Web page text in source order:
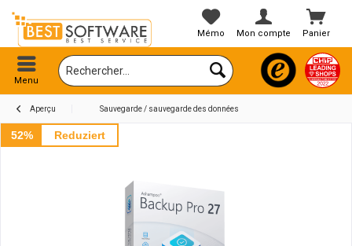
Panier
Mémo Mon compte
Menu
Aperçu Sauvegarde / sauvegarde des données
52% Reduziert